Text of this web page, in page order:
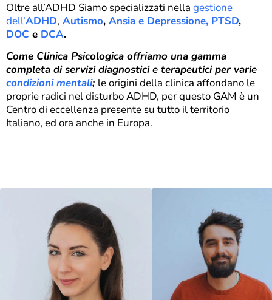
Oltre all’ADHD Siamo specializzati nella gestione
dell’ADHD, Autismo, Ansia e Depressione, PTSD,
DOC e DCA.
Come Clinica Psicologica offriamo una gamma
completa di servizi diagnostici e terapeutici per varie
condizioni mentali; le origini della clinica affondano le
proprie radici nel disturbo ADHD, per questo GAM è un
Centro di eccellenza presente su tutto il territorio
Italiano, ed ora anche in Europa.